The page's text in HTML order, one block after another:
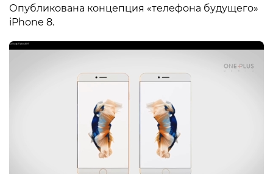
Опубликована концепция «телефона будущего»
iPhone 8.